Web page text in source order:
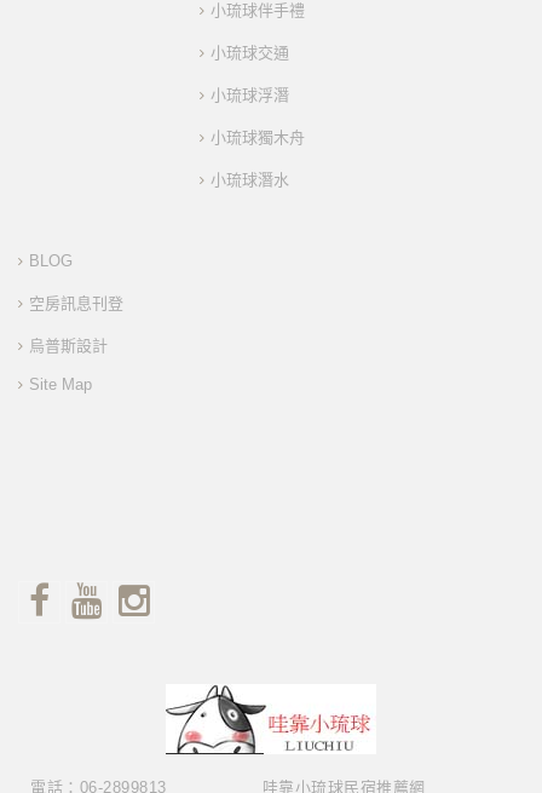
小琉球伴手禮
小琉球交通
小琉球浮潛
小琉球獨木舟
小琉球潛水
BLOG
空房訊息刊登
烏普斯設計
Site Map
哇靠小琉球民宿推薦網
電話：06-2899813